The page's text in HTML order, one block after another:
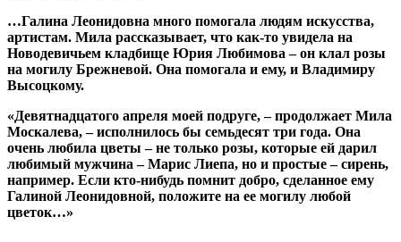
…Галина Леонидовна много помогала людям искусства,
артистам. Мила рассказывает, что как-то увидела на
Новодевичьем кладбище Юрия Любимова – он клал розы
на могилу Брежневой. Она помогала и ему, и Владимиру
Высоцкому.
«Девятнадцатого апреля моей подруге, – продолжает Мила
Москалева, – исполнилось бы семьдесят три года. Она
очень любила цветы – не только розы, которые ей дарил
любимый мужчина – Марис Лиепа, но и простые – сирень,
например. Если кто-нибудь помнит добро, сделанное ему
Галиной Леонидовной, положите на ее могилу любой
цветок…»